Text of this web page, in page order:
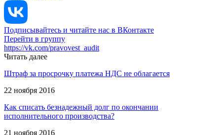
Подписывайтесь и читайте нас в ВКонтакте
Перейти в группу
https://vk.com/pravovest_audit
Читать далее
Штраф за просрочку платежа НДС не облагается
22 ноября 2016
Как списать безнадежный долг по окончании
исполнительного производства?
21 ноября 2016